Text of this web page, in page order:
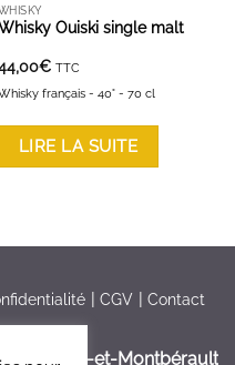
Ouiski single malt
€ TTC
français - 40° - 70 cl
LIRE LA SUITE
CGV Contact
Bruyères-et-Montbérault